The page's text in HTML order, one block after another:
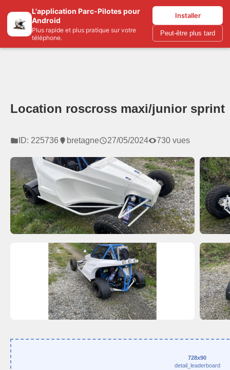
L'application Parc-Pilotes pour
Android
Plus rapide et plus pratique sur votre
téléphone.
Installer
Peut-être plus tard
Parc-pilotes.com
Location roscross maxi/junior sprint
ID: 225736 bretagne 27/05/2024 730 vues
728x90
detail_leaderboard